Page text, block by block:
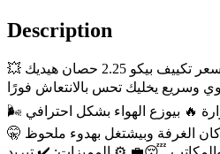
Description
💥 لو عايز أفضل قيمة مقابل السعر تكييف بيكو 2.25 حصان هيديك
وسريع يخليك تحس بالانتعاش فورًا
🔥 بيوزع الهواء بشكل احترافي 🌬️
الغرفة وبيشتغل بهدوء ملحوظ 🤫